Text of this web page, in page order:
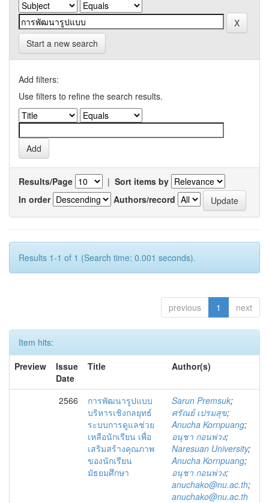
Start a new search
Add filters:
Use filters to refine the search results.
Results/Page | Sort items by
In order
Authors/record
Results 1-1 of 1 (Search time: 0.001 seconds).
previous 1 next
Item hits:
Preview
Issue
Date
Title Author(s)
2566
การพัฒนารูปแบบ
บริหารเชิงกลยุทธ์
ระบบการดูแลช่วย
เหลือนักเรียน เพื่อ
เสริมสร้างคุณภาพ
ของนักเรียน
มัธยมศึกษา
Sarun Premsuk;
ศรัณย์ เปรมสุข;
Anucha Kornpuang;
อนุชา กอนพ่วง;
Naresuan University;
Anucha Kornpuang;
อนุชา กอนพ่วง;
anuchako@nu.ac.th;
anuchako@nu.ac.th